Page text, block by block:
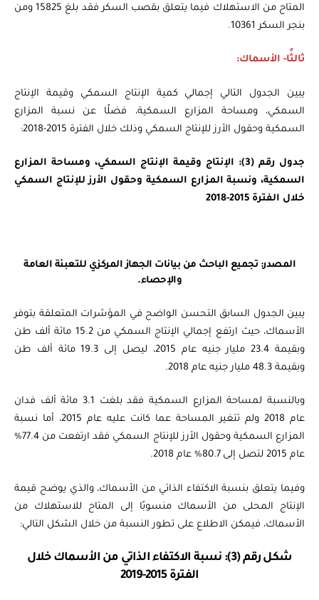
المتاح من الاستهلاك فيما يتعلق بقصب السكر فقد بلغ 15825 ومن
بنجر السكر 10361.
ثالثًا- الأسماك:
يبين الجدول التالي إجمالي كمية الإنتاج السمكي وقيمة الإنتاج
السمكي، ومساحة المزارع السمكية، فضلًا عن نسبة المزارع
السمكية وحقول الأرز للإنتاج السمكي وذلك خلال الفترة 2015-2018:
جدول رقم (3): الإنتاج وقيمة الإنتاج السمكي، ومساحة المزارع
السمكية، ونسبة المزارع السمكية وحقول الأرز للإنتاج السمكي
خلال الفترة 2015-2018
المصدر: تجميع الباحث من بيانات الجهاز المركزي للتعبئة العامة
والإحصاء.
يبين الجدول السابق التحسن الواضح في المؤشرات المتعلقة بتوفر
الأسماك، حيث ارتفع إجمالي الإنتاج السمكي من 15.2 مائة ألف طن
وبقيمة 23.4 مليار جنيه عام 2015، ليصل إلى 19.3 مائة ألف طن
وبقيمة 48.3 مليار جنيه عام 2018.
وبالنسبة لمساحة المزارع السمكية فقد بلغت 3.1 مائة ألف فدان
عام 2018 ولم تتغير المساحة عما كانت عليه عام 2015، أما نسبة
المزارع السمكية وحقول الأرز للإنتاج السمكي فقد ارتفعت من 77.4%
عام 2015 لتصل إلى 80.7% عام 2018.
وفيما يتعلق بنسبة الاكتفاء الذاتي من الأسماك، والذي يوضح قيمة
الإنتاج المحلى من الأسماك منسوبًا إلى المتاح للاستهلاك من
الأسماك، فيمكن الاطلاع على تطور النسبة من خلال الشكل التالي:
شكل رقم (3): نسبة الاكتفاء الذاتي من الأسماك خلال
الفترة 2015-2019